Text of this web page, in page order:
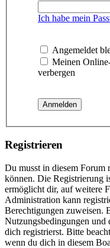
Ich habe mein
Angemeldet
Meinen
verbergen
Registrieren
Du musst in diesem Forum
können. Die Registrierung
ermöglicht dir, auf weitere
Administration kann
Berechtigungen zuweisen.
Nutzungsbedingungen und
dich registrierst. Bitte
wenn du dich in diesem